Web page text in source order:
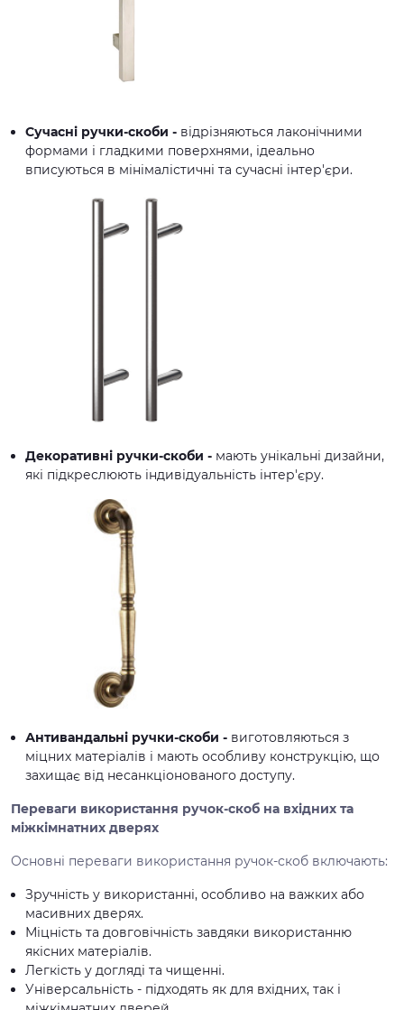
Сучасні ручки-скоби - відрізняються лаконічними
формами і гладкими поверхнями, ідеально
вписуються в мінімалістичні та сучасні інтер'єри.
Декоративні ручки-скоби - мають унікальні дизайни,
які підкреслюють індивідуальність інтер'єру.
Антивандальні ручки-скоби - виготовляються з
міцних матеріалів і мають особливу конструкцію, що
захищає від несанкціонованого доступу.
Переваги використання ручок-скоб на вхідних та
міжкімнатних дверях
Основні переваги використання ручок-скоб включають:
Зручність у використанні, особливо на важких або
масивних дверях.
Міцність та довговічність завдяки використанню
якісних матеріалів.
Легкість у догляді та чищенні.
Універсальність - підходять як для вхідних, так і